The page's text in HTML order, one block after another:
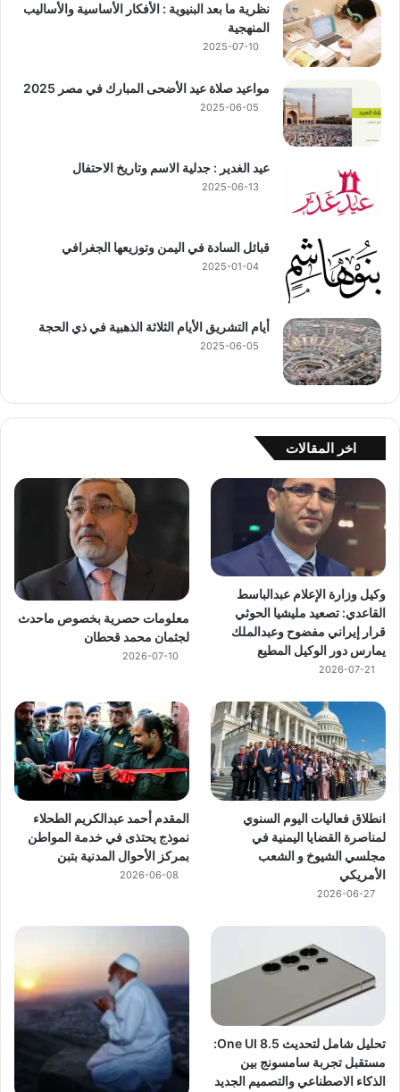
نظرية ما بعد البنيوية : الأفكار الأساسية والأساليب
المنهجية
2025-07-10
مواعيد صلاة عيد الأضحى المبارك في مصر 2025
2025-06-05
عيد الغدير : جدلية الاسم وتاريخ الاحتفال
2025-06-13
قبائل السادة في اليمن وتوزيعها الجغرافي
2025-01-04
أيام التشريق الأيام الثلاثة الذهبية في ذي الحجة
2025-06-05
اخر المقالات
وكيل وزارة الإعلام عبدالباسط
القاعدي: تصعيد مليشيا الحوثي
قرار إيراني مفضوح وعبدالملك
يمارس دور الوكيل المطيع
2026-07-21
معلومات حصرية بخصوص ماحدث
لجثمان محمد قحطان
2026-07-10
انطلاق فعاليات اليوم السنوي
لمناصرة القضايا اليمنية في
مجلسي الشيوخ و الشعب
الأمريكي
2026-06-27
المقدم أحمد عبدالكريم الطحلاء
نموذج يحتذى في خدمة المواطن
بمركز الأحوال المدنية بتبن
2026-06-08
تحليل شامل لتحديث One UI 8.5:
مستقبل تجربة سامسونج بين
الذكاء الاصطناعي والتصميم الجديد